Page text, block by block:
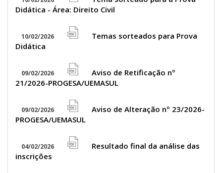
file
pdf
icon
Didática - Área: Direito Civil
10/02/2026
pdf
icon
Temas sorteados para Prova
Didática
09/02/2026
file
pdf
icon
Aviso de Retificação nº
21/2026-PROGESA/UEMASUL
09/02/2026
file
pdf
icon
Aviso de Alteração nº 23/2026-
PROGESA/UEMASUL
04/02/2026
Resultado final da análise das
inscrições